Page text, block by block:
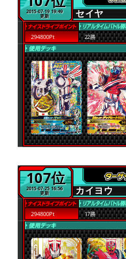
2015-07-19 19:49
更新 セイヤ
294800Pt 22勝
107位
2015-07-25 16:56
更新 カイヨウ
294800Pt 17勝